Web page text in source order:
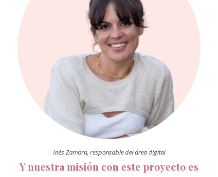
Inés Zamora, responsable del área digital
Y nuestra misión con este proyecto es